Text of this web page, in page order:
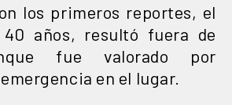
los primeros reportes, el
40 años, resultó fuera de
fue valorado por
en el lugar.